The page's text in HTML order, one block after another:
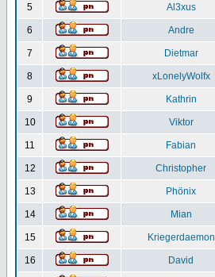
5 Al3xus
6 Andre
7 Dietmar
8 xLonelyWolfx
9 Kathrin
10 Viktor
11 Fabian
12 Christopher
13 Phönix
14 Mian
15 Kriegerdaemon
16 David